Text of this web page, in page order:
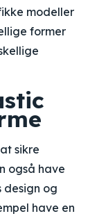
modeller
former
sikre
også have
og
have en